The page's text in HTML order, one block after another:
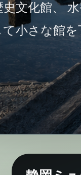
文化館、
小さな館